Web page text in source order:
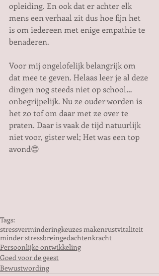
opleiding. En ook dat er achter elk
mens een verhaal zit dus hoe fijn het
is om iedereen met enige empathie te
benaderen.
Voor mij ongelofelijk belangrijk om
dat mee te geven. Helaas leer je al deze
dingen nog steeds niet op school…
onbegrijpelijk. Nu ze ouder worden is
het zo tof om daar met ze over te
praten. Daar is vaak de tijd natuurlijk
niet voor, gister wel; Het was een top
avond😍
Tags:
stressverminderingkeuzes makenrustvitaliteit
minder stressbreingedachtenkracht
Persoonlijke ontwikkeling
Goed voor de geest
Bewustwording